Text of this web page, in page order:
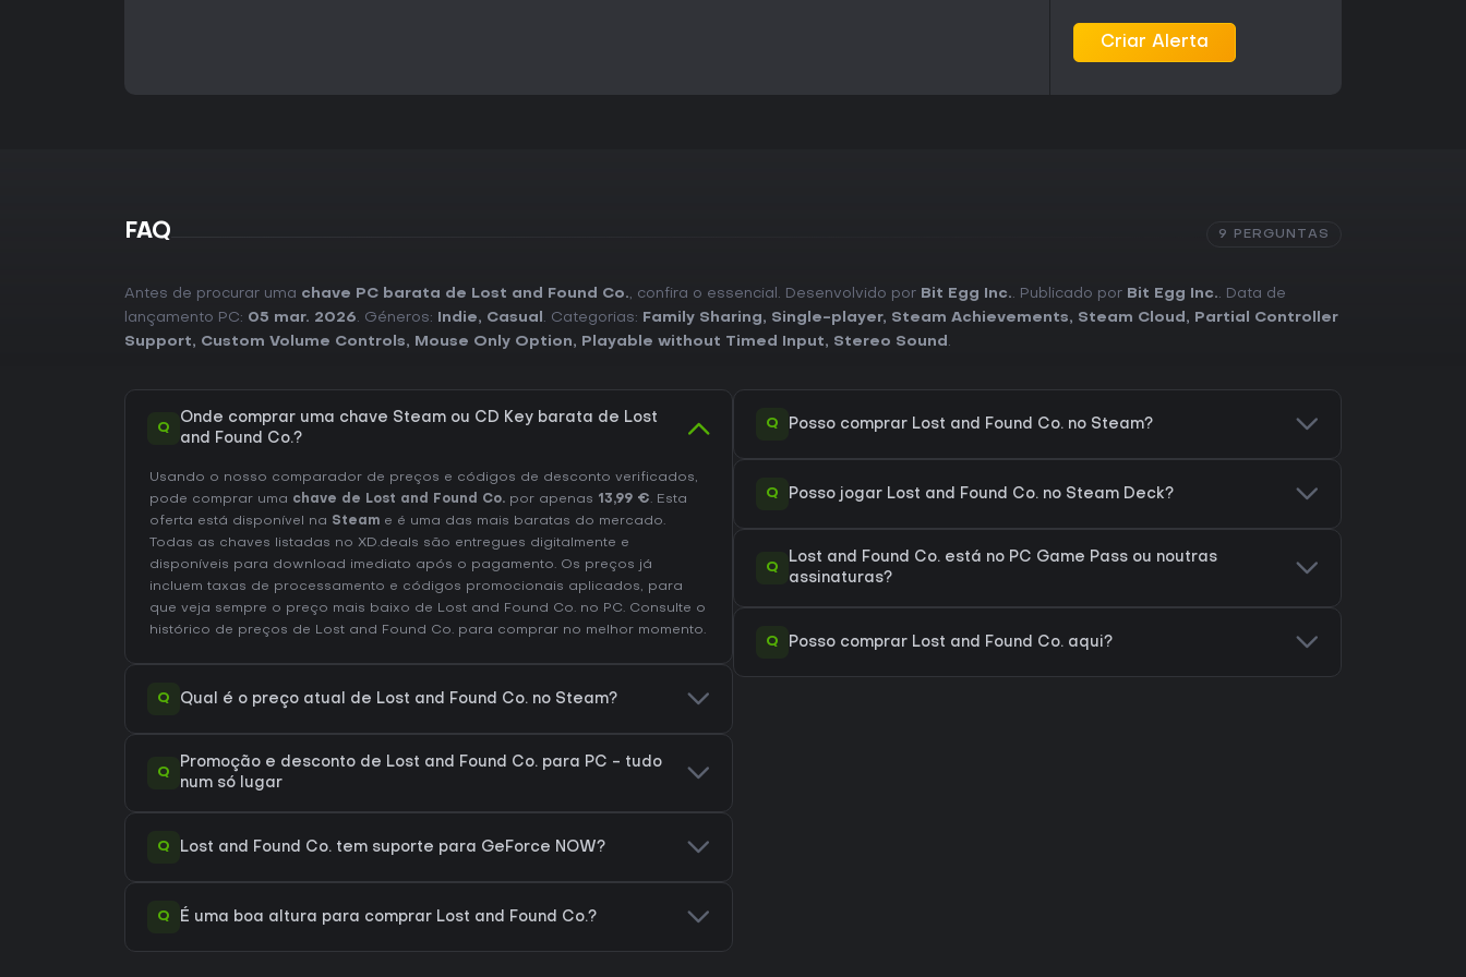
Criar Alerta
FAQ 9 PERGUNTAS
Antes de procurar uma chave PC barata de Lost and Found Co., confira o essencial. Desenvolvido por Bit Egg Inc.. Publicado por Bit Egg Inc.. Data de
lançamento PC: 05 mar. 2026. Géneros: Indie, Casual . Categorias: Family Sharing, Single-player, Steam Achievements, Steam Cloud ,
Partial Controller
Support, Custom Volume Controls, Mouse Only Option, Playable without Timed Input, Stereo Sound .
Q
Onde comprar uma chave Steam ou CD Key barata de Lost
and Found Co.?
Usando o nosso comparador de preços e códigos de desconto verificados,
pode comprar uma chave de Lost and Found Co. por apenas 13,99 €. Esta
oferta está disponível na Steam e é uma das mais baratas do mercado.
Todas as chaves listadas no XD.deals são entregues digitalmente e
disponíveis para download imediato após o pagamento. Os preços já
incluem taxas de processamento e códigos promocionais aplicados, para
que veja sempre o preço mais baixo de Lost and Found Co. no PC. Consulte o
histórico de preços de Lost and Found Co. para comprar no melhor momento.
Q Qual é o preço atual de Lost and Found Co. no Steam?
Q
Promoção e desconto de Lost and Found Co. para PC - tudo
num só lugar
Q Lost and Found Co. tem suporte para GeForce NOW?
Q É uma boa altura para comprar Lost and Found Co.?
Q Posso comprar Lost and Found Co. no Steam?
Q Posso jogar Lost and Found Co. no Steam Deck?
Q
Lost and Found Co. está no PC Game Pass ou noutras
assinaturas?
Q Posso comprar Lost and Found Co. aqui?